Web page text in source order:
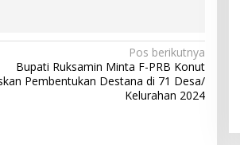
Pos berikutnya
Bupati Ruksamin Minta F-PRB Konut
Pembentukan Destana di 71 Desa/
Kelurahan 2024